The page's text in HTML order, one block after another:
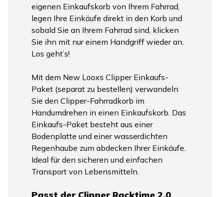
eigenen Einkaufskorb von Ihrem Fahrrad,
legen Ihre Einkäufe direkt in den Korb und
sobald Sie an Ihrem Fahrrad sind, klicken
Sie ihn mit nur einem Handgriff wieder an.
Los geht’s!
Mit dem New Looxs Clipper Einkaufs-
Paket (separat zu bestellen) verwandeln
Sie den Clipper-Fahrradkorb im
Handumdrehen in einen Einkaufskorb. Das
Einkaufs-Paket besteht aus einer
Bodenplatte und einer wasserdichten
Regenhaube zum abdecken Ihrer Einkäufe.
Ideal für den sicheren und einfachen
Transport von Lebensmitteln.
Passt der Clipper Racktime 2.0